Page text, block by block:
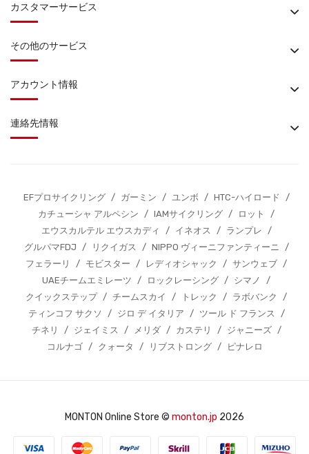
カスタマーサービス
その他のサービス
アカウント情報
連絡先情報
EFプロサイクリング / ガーミン / ユンボ / HTC-ハイロード
/
カチューシャ アルペシン
/ IAMサイクリング / ロット
/
エウスカルテル エウスカディ
/ イネオス / ランプレ
/
グルパマFDJ
/ リクイガス / NIPPO ヴィーニファンティーニ
/
フェラーリ
/ モビスター / レディオシャック / サンウェブ /
UAEチームエミレーツ
/ ロックレーシング / シマノ
/
クイックステップ / チームスカイ / トレック / ラボバンク
/
ティンコフ サクソ
/ ジロ デ イタリア / ツール ド フランス
/
チネリ
/ ジェイミス / メリダ / カステリ / ジャニーズ
/
コルナゴ
/ クォータ / リブストロング / ピナレロ
MONTON Online Store © monton.jp 2026